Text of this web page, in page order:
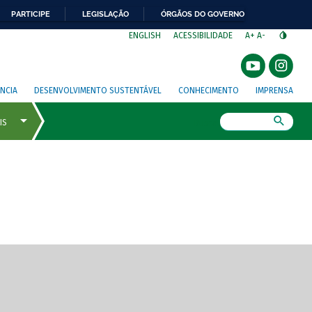
PARTICIPE LEGISLAÇÃO ÓRGÃOS DO GOVERNO
ENGLISH ACESSIBILIDADE A+ A-
DESENVOLVIMENTO SUSTENTÁVEL CONHECIMENTO IMPRENSA
de tela